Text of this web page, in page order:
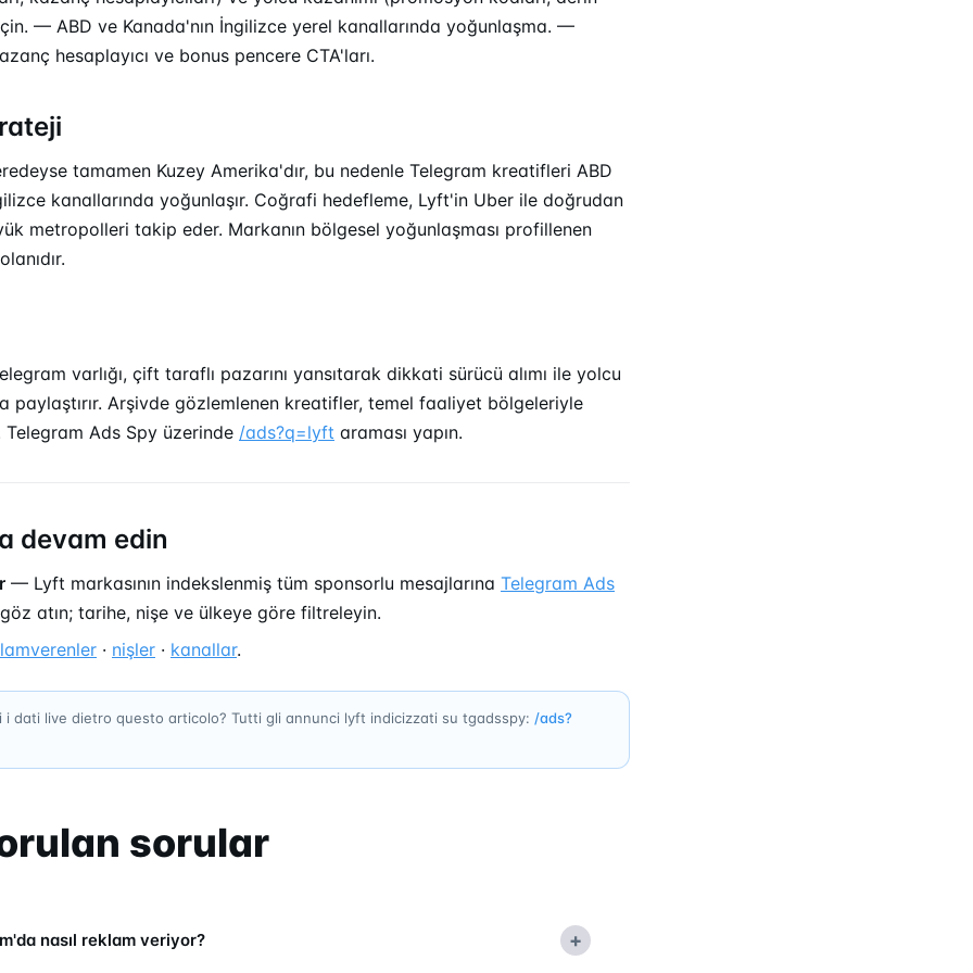
— ABD ve Kanada'nın İngilizce yerel kanallarında yoğunlaşma. —
hesaplayıcı ve bonus pencere CTA'ları.
tamamen Kuzey Amerika'dır, bu nedenle Telegram kreatifleri ABD
kanallarında yoğunlaşır. Coğrafi hedefleme, Lyft'in Uber ile doğrudan
metropolleri takip eder. Markanın bölgesel yoğunlaşması profillenen
varlığı, çift taraflı pazarını yansıtarak dikkati sürücü alımı ile yolcu
paylaştırır. Arşivde gözlemlenen kreatifler, temel faaliyet bölgeleriyle
Telegram Ads Spy üzerinde /ads?q=lyft araması yapın.
devam edin
— Lyft markasının indekslenmiş tüm sponsorlu mesajlarına Telegram Ads
atın; tarihe, nişe ve ülkeye göre filtreleyin.
· nişler · kanallar.
i dati live dietro questo articolo? Tutti gli annunci lyft indicizzati su tgadsspy: /ads?
sorular
nasıl reklam veriyor? +